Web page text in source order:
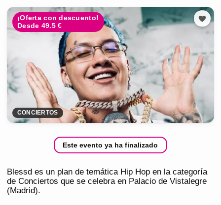
¡Oferta con descuento!
Desde 49.5 €
CONCIERTOS
Este evento ya ha finalizado
Blessd es un plan de temática Hip Hop en la categoría
de Conciertos que se celebra en Palacio de Vistalegre
(Madrid).